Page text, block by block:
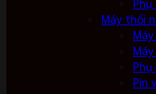
Máy thổi
Pin